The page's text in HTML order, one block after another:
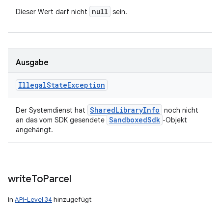
Dieser Wert darf nicht null sein.
Ausgabe
IllegalStateException
Der Systemdienst hat SharedLibraryInfo noch nicht
an das vom SDK gesendete SandboxedSdk -Objekt
angehängt.
writeToParcel
In API-Level 34 hinzugefügt